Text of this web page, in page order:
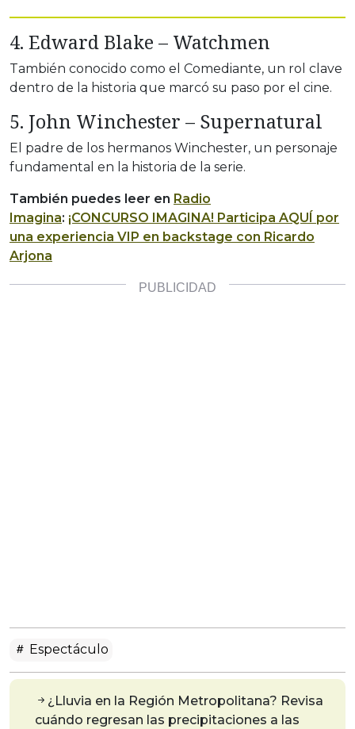
4. Edward Blake – Watchmen
También conocido como el Comediante, un rol clave
dentro de la historia que marcó su paso por el cine.
5. John Winchester – Supernatural
El padre de los hermanos Winchester, un personaje
fundamental en la historia de la serie.
También puedes leer en Radio
Imagina: ¡CONCURSO IMAGINA! Participa AQUÍ por
una experiencia VIP en backstage con Ricardo
Arjona
Espectáculo
¿Lluvia en la Región Metropolitana? Revisa
cuándo regresan las precipitaciones a las